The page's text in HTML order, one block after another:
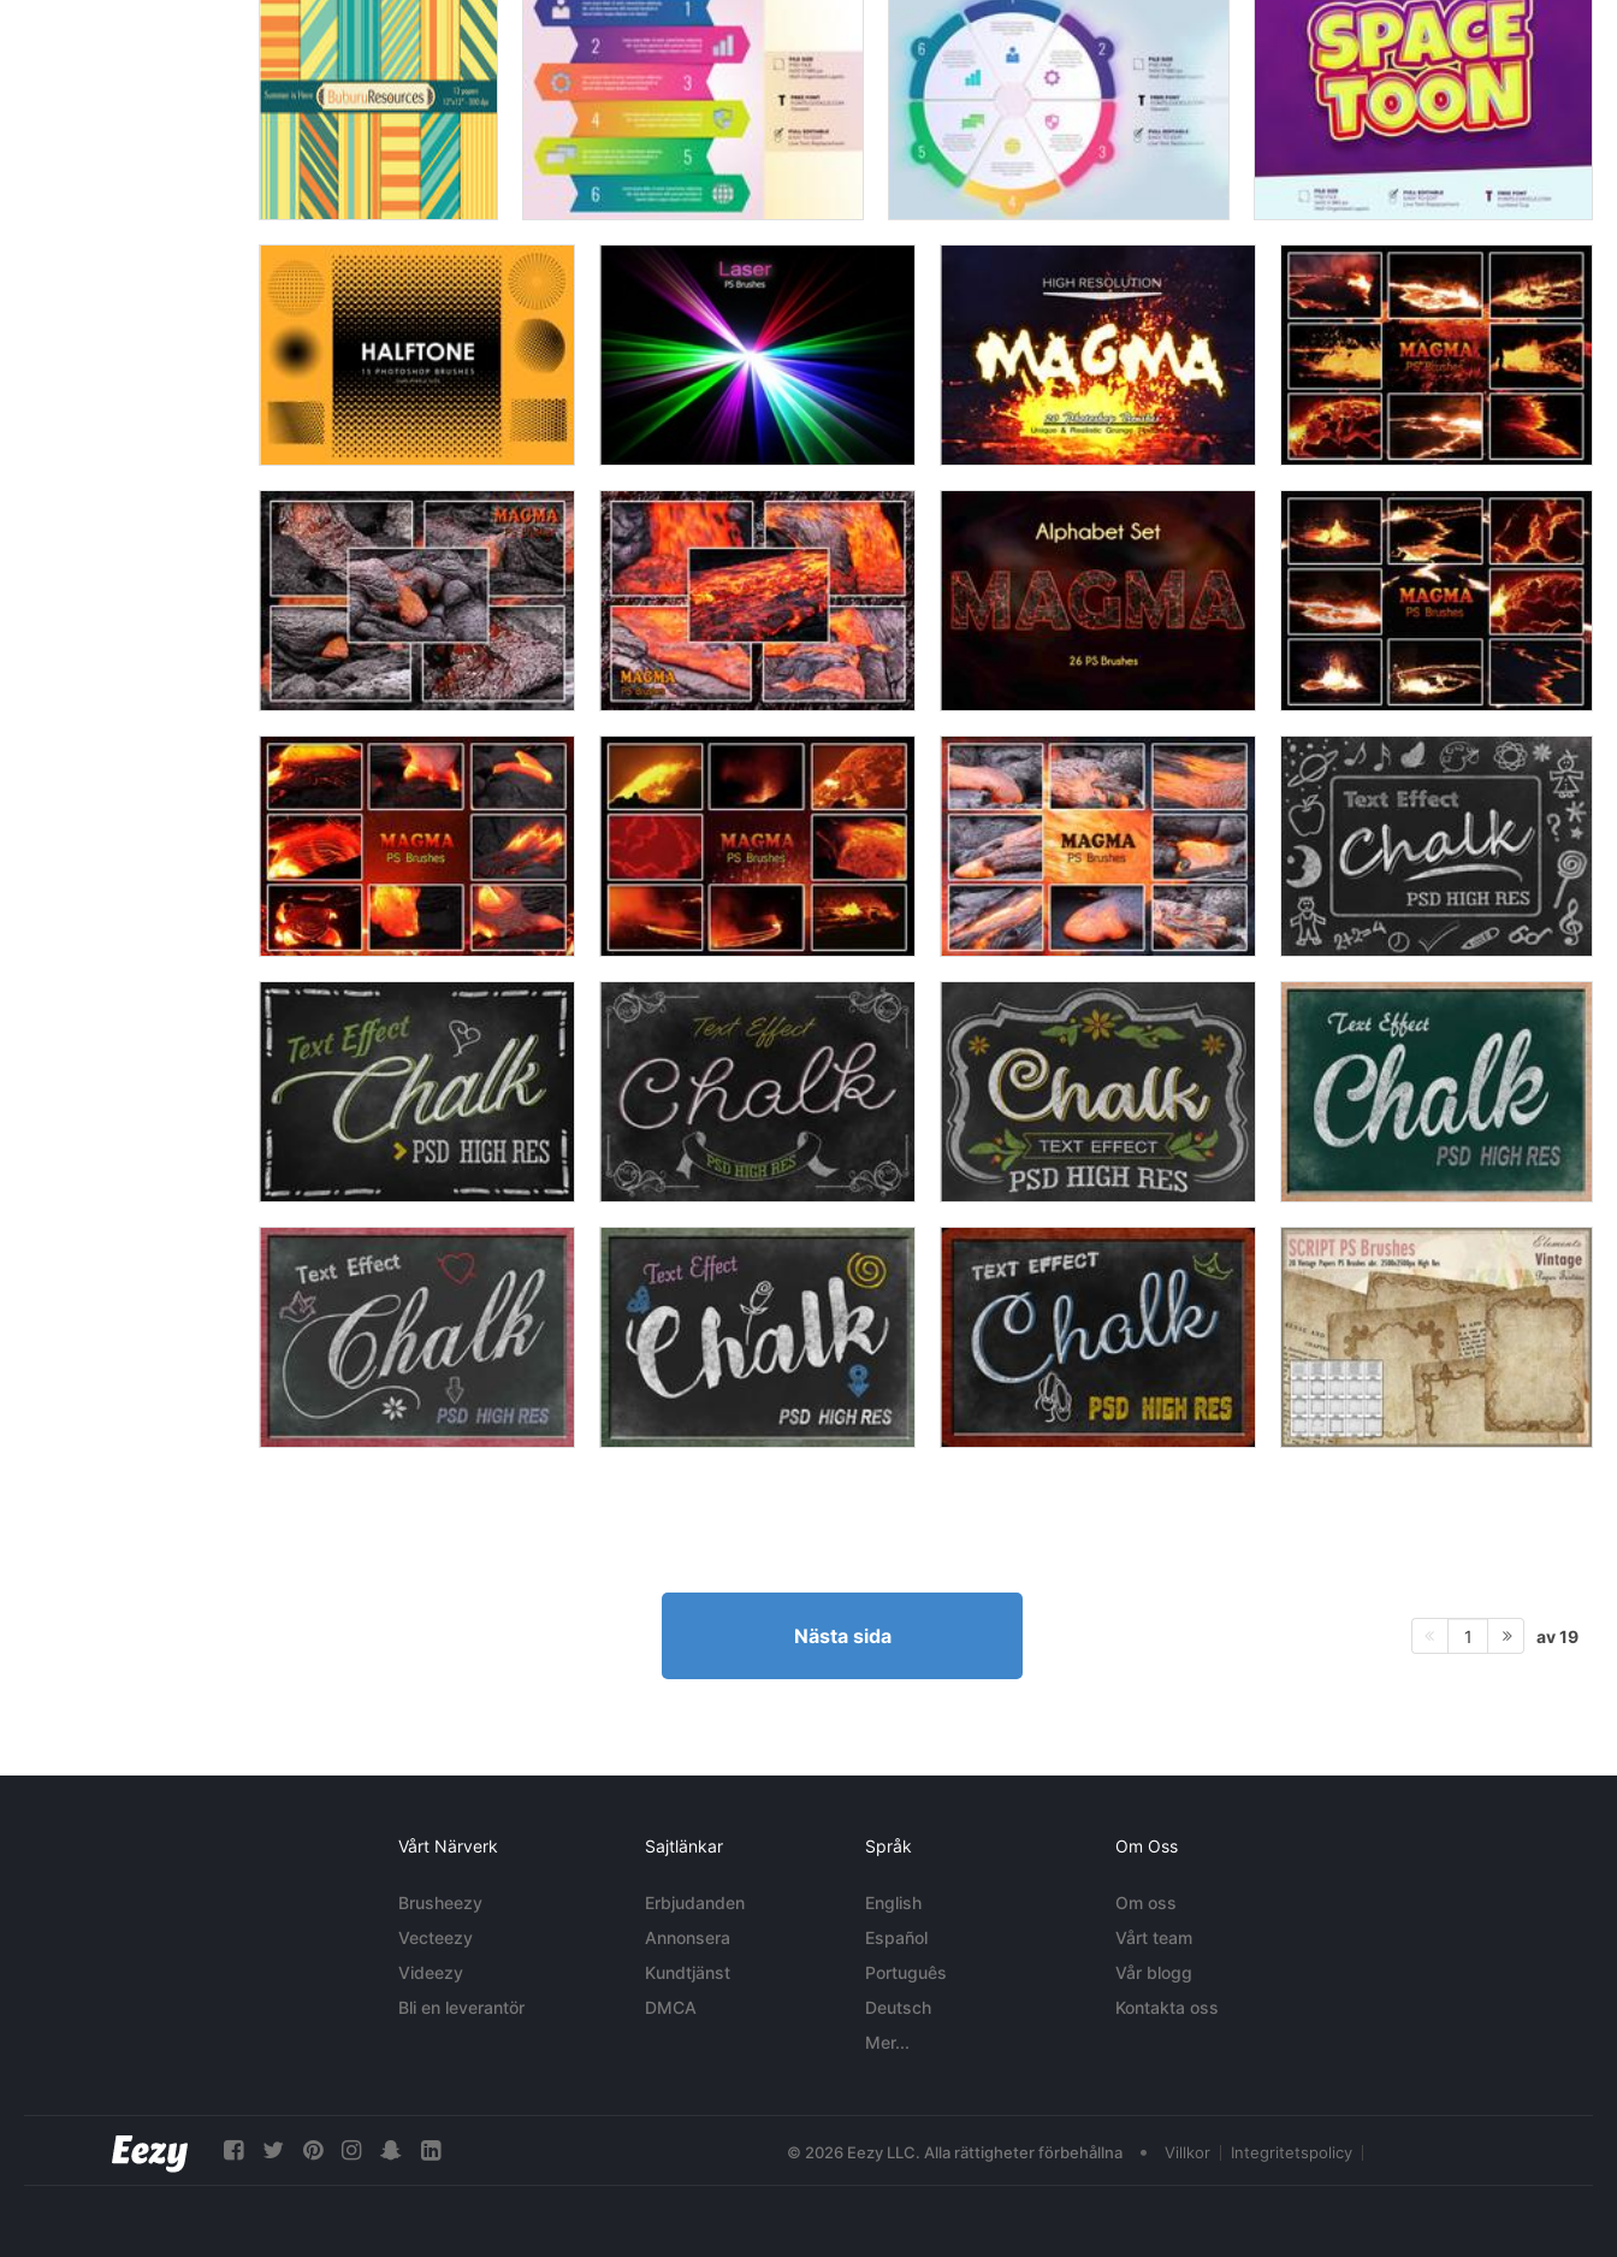
Nästa sida 1 av 19
Vårt Närverk
Brusheezy
Vecteezy
Videezy
Bli en leverantör
Sajtlänkar
Erbjudanden
Annonsera
Kundtjänst
DMCA
Språk
English
Español
Português
Deutsch
Mer...
Om Oss
Om oss
Vårt team
Vår blogg
Kontakta oss
© 2026 Eezy LLC. Alla rättigheter förbehållna • Villkor Integritetspolicy